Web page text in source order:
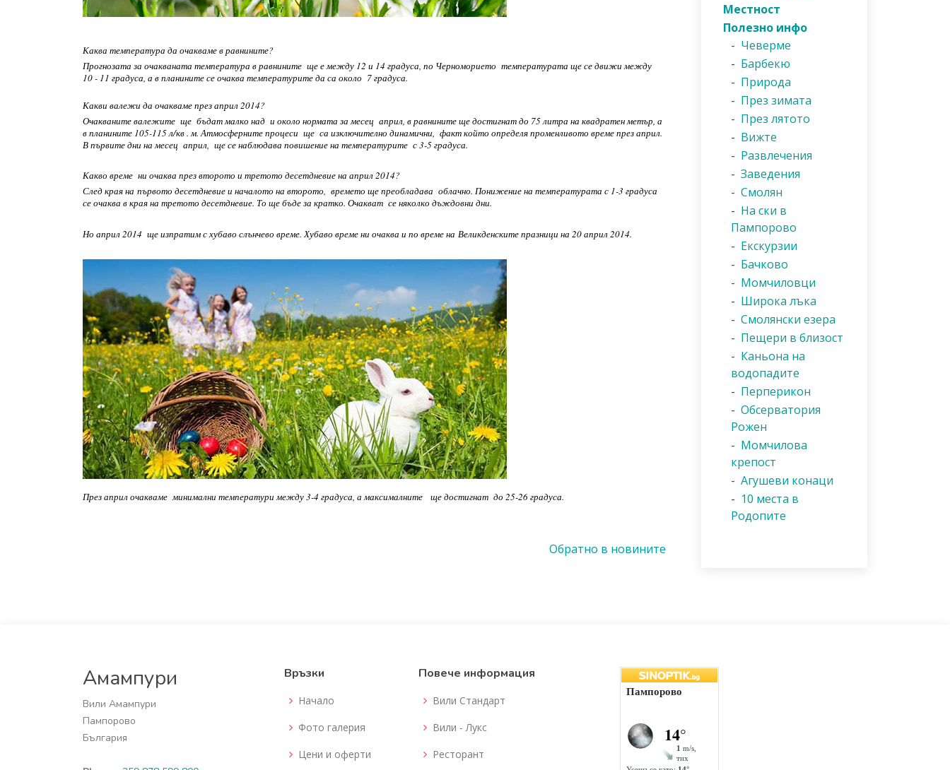
Каква температура да очакваме в равнините?
Прогнозата за очакваната температура в равнините ще е между 12 и 14 градуса, по Черноморието температурата ще се движи между
10 - 11 градуса, а в планините се очаква температурите да са около 7 градуса.
Какви валежи да очакваме през април 2014?
Очакваните валежите ще бъдат малко над и около нормата за месец април, в равнините ще достигнат до 75 литра на квадратен метър, а
в планините 105-115 л/кв . м. Атмосферните процеси ще са изключително динамични, факт който определя променливото време през април.
В първите дни на месец април, ще се наблюдава повишение на температурите с 3-5 градуса.
Какво време ни очаква през второто и третото десетдневие на април 2014?
След края на първото десетдневие и началото на второто, времето ще преобладава облачно. Понижение на температурата с 1-3 градуса
се очаква в края на третото десетдневие. То ще бъде за кратко. Очакват се няколко дъждовни дни.
Но април 2014 ще изпратим с хубаво слънчево време.Хубаво време ни очаква и по време на Великденските празници на 20 април 2014.
През април очакваме минимални температури между 3-4 градуса, а максималните ще достигнат до 25-26 градуса.
Обратно в новините
Местност
Полезно инфо
- Чеверме
- Барбекю
- Природа
- През зимата
- През лятото
- Вижте
- Развлечения
- Заведения
- Смолян
- На ски в
Пампорово
- Екскурзии
- Бачково
- Момчиловци
- Широка лъка
- Смолянски езера
- Пещери в близост
- Каньона на
водопадите
- Перперикон
- Обсерватория
Рожен
- Момчилова
крепост
- Агушеви конаци
- 10 места в
Родопите
Амампури
Вили Амампури
Пампорово
България
Връзки
Начало
Фото галерия
Цени и оферти
Повече информация
Вили Стандарт
Вили - Лукс
Ресторант